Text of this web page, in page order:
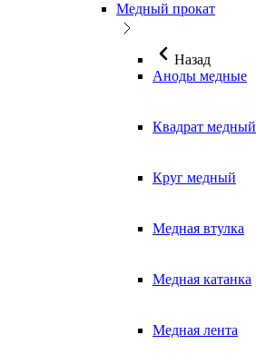
Медный прокат
Назад
Аноды медные
Квадрат медный
Круг медный
Медная втулка
Медная катанка
Медная лента